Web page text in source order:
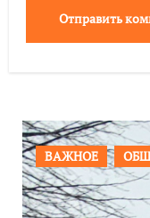
ПРОИСШЕСТВИЯ